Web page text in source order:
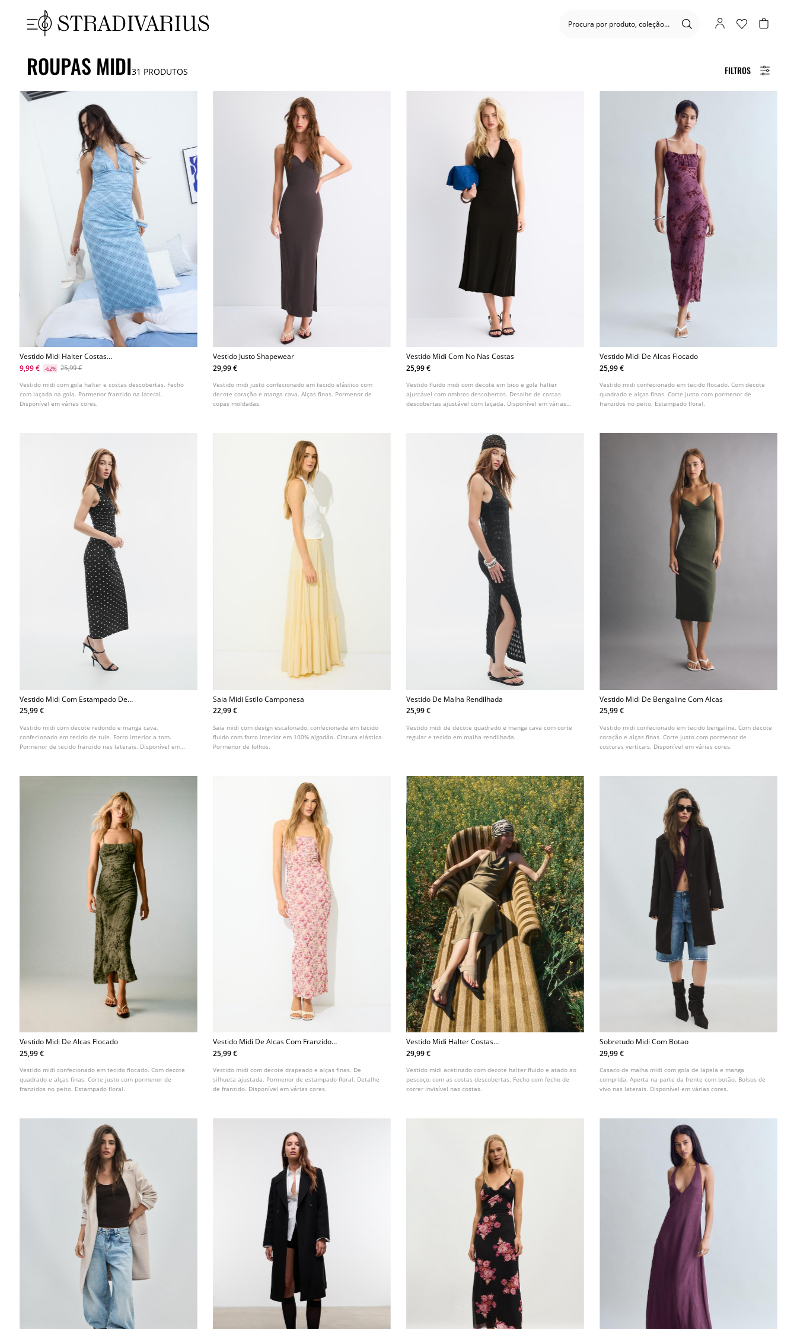
FILTROS
ROUPAS MIDI31 PRODUTOS
Vestido Midi Halter Costas
Descobertas
9,99 € -62% 25,99 €
Vestido midi com gola halter e costas descobertas. Fecho
com laçada na gola. Pormenor franzido na lateral.
Disponível em várias cores.
Vestido Justo Shapewear
29,99 €
Vestido midi justo confecionado em tecido elástico com
decote coração e manga cava. Alças finas. Pormenor de
copas moldadas.
Vestido Midi Com No Nas Costas
25,99 €
Vestido fluido midi com decote em bico e gola halter
ajustável com ombros descobertos. Detalhe de costas
descobertas ajustável com laçada. Disponível em várias
Vestido Midi De Alcas Flocado
25,99 €
Vestido midi confecionado em tecido flocado. Com decote
quadrado e alças finas. Corte justo com pormenor de
franzidos no peito. Estampado floral.
Vestido Midi Com Estampado De
Bolinhas L02392022
25,99 €
Vestido midi com decote redondo e manga cava,
confecionado em tecido de tule. Forro interior a tom.
Pormenor de tecido franzido nas laterais. Disponível em
Saia Midi Estilo Camponesa
22,99 €
Saia midi com design escalonado, confecionada em tecido
fluido com forro interior em 100% algodão. Cintura elástica.
Pormenor de folhos.
Vestido De Malha Rendilhada
25,99 €
Vestido midi de decote quadrado e manga cava com corte
regular e tecido em malha rendilhada.
Vestido Midi De Bengaline Com Alcas
25,99 €
Vestido midi confecionado em tecido bengaline. Com decote
coração e alças finas. Corte justo com pormenor de
costuras verticais. Disponível em várias cores.
Vestido Midi De Alcas Flocado
25,99 €
Vestido midi confecionado em tecido flocado. Com decote
quadrado e alças finas. Corte justo com pormenor de
franzidos no peito. Estampado floral.
Vestido Midi De Alcas Com Franzido
E Estampado
25,99 €
Vestido midi com decote drapeado e alças finas. De
silhueta ajustada. Pormenor de estampado floral. Detalhe
de franzido. Disponível em várias cores.
Vestido Midi Halter Costas
Descobertas
29,99 €
Vestido midi acetinado com decote halter fluido e atado ao
pescoço, com as costas descobertas. Fecho com fecho de
correr invisível nas costas.
Sobretudo Midi Com Botao
29,99 €
Casaco de malha midi com gola de lapela e manga
comprida. Aperta na parte da frente com botão. Bolsos de
vivo nas laterais. Disponível em várias cores.